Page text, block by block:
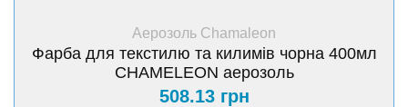
+ Купити
Аерозоль Chamaleon
Фарба для текстилю та килимів чорна 400мл
CHAMELEON аерозоль
508.13 грн